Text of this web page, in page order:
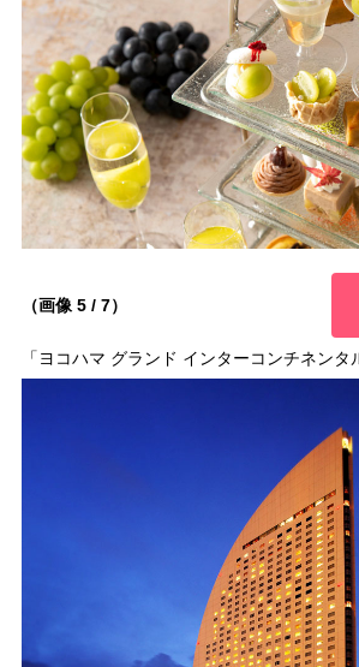
（画像 5 / 7）
「ヨコハマ グランド インターコンチネンタ